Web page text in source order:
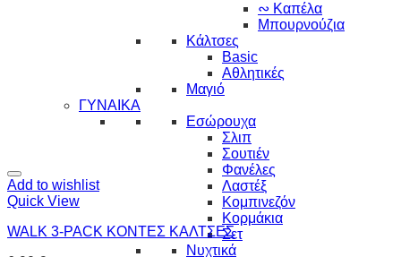
∾ Καπέλα
Μπουρνούζια
Κάλτσες
Basic
Αθλητικές
Μαγιό
ΓΥΝΑΙΚΑ
Εσώρουχα
Σλιπ
Σουτιέν
Φανέλες
Λαστέξ
Κομπινεζόν
Κορμάκια
Σετ
Νυχτικά
Add to wishlist
Quick View
WALK 3-PACK ΚΟΝΤΕΣ ΚΑΛΤΣΕΣ